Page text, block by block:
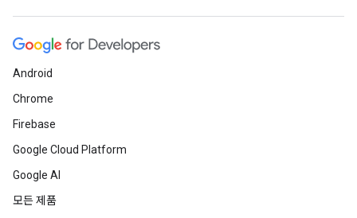
Android
Chrome
Firebase
Google Cloud Platform
Google AI
모든 제품